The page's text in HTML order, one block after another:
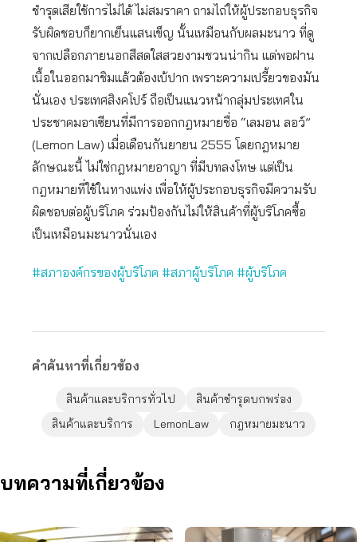
ชำรุดเสียใช้การไม่ได้ ไม่สมราคา ถามไถ่ให้ผู้ประกอบธุรกิจ
รับผิดชอบก็ยากเย็นแสนเข็ญ นั้นเหมือนกับผลมะนาว ที่ดู
จากเปลือกภายนอกสีสดใสสวยงามชวนน่ากิน แต่พอฝาน
เนื้อในออกมาชิมแล้วต้องเบ้ปาก เพราะความเปรี้ยวของมัน
นั่นเอง ประเทศสิงคโปร์ ถือเป็นแนวหน้ากลุ่มประเทศใน
ประชาคมอาเซียนที่มีการออกกฎหมายชื่อ “เลมอน ลอว์”
(Lemon Law) เมื่อเดือนกันยายน 2555 โดยกฎหมาย
ลักษณะนี้ ไม่ใช่กฎหมายอาญา ที่มีบทลงโทษ แต่เป็น
กฎหมายที่ใช้ในทางแพ่ง เพื่อให้ผู้ประกอบธุรกิจมีความรับ
ผิดชอบต่อผู้บริโภค ร่วมป้องกันไม่ให้สินค้าที่ผู้บริโภคซื้อ
เป็นเหมือนมะนาวนั่นเอง
#สภาองค์กรของผู้บริโภค #สภาผู้บริโภค #ผู้บริโภค
คำค้นหาที่เกี่ยวข้อง
สินค้าและบริการทั่วไป
สินค้าชำรุดบกพร่อง
สินค้าและบริการ
LemonLaw กฎหมายมะนาว
บทความที่เกี่ยวข้อง